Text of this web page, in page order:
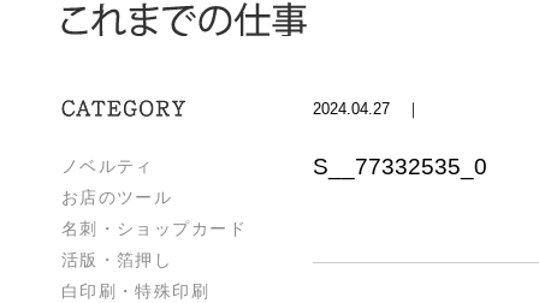
ノベルティ
お店のツール
名刺・ショップカード
活版・箔押し
白印刷・特殊印刷
2024.04.27 ｜
S__77332535_0